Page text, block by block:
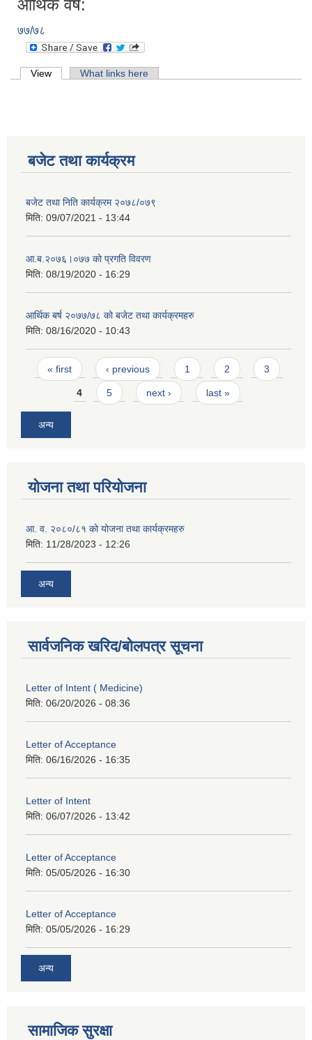
आर्थिक वर्ष:
७७/७८
Primary tabs
View (active tab)What links here
बजेट तथा कार्यक्रम
बजेट तथा निति कार्यक्रम २०७८/०७९
मिति: 09/07/2021 - 13:44
आ.ब.२०७६।०७७ को प्रगति विवरण
मिति: 08/19/2020 - 16:29
आर्थिक बर्ष २०७७/७८ को बजेट तथा कार्यक्रमहरु
मिति: 08/16/2020 - 10:43
Pages
« first ‹ previous 1 2 3
4 5 next › last »
अन्य
योजना तथा परियोजना
आ. व. २०८०/८१ को योजना तथा कार्यक्रमहरु
मिति: 11/28/2023 - 12:26
अन्य
सार्वजनिक खरिद/बोलपत्र सूचना
Letter of Intent ( Medicine)
मिति: 06/20/2026 - 08:36
Letter of Acceptance
मिति: 06/16/2026 - 16:35
Letter of Intent
मिति: 06/07/2026 - 13:42
Letter of Acceptance
मिति: 05/05/2026 - 16:30
Letter of Acceptance
मिति: 05/05/2026 - 16:29
अन्य
सामाजिक सुरक्षा